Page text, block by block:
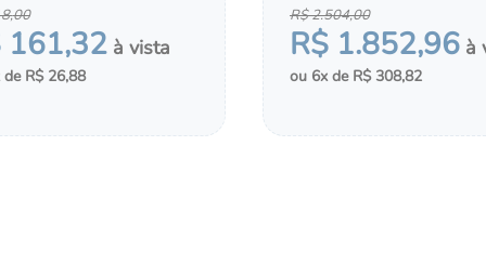
Ganhe 5% OFF
Receba pelo WhatsApp ofertas
161,32
,00
R$ 26,88
R$ 1.852,96
R$2.504,00
6 R$ 308,82